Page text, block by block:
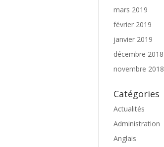
mars 2019
février 2019
janvier 2019
décembre 2018
novembre 2018
Catégories
Actualités
Administration
Anglais